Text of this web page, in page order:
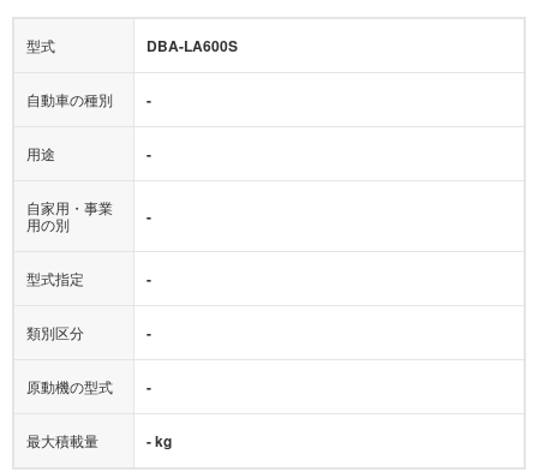
型式 DBA-LA600S
自動車の種別 -
用途 -
自家用・事業
用の別
-
型式指定 -
類別区分 -
原動機の型式 -
最大積載量 - kg